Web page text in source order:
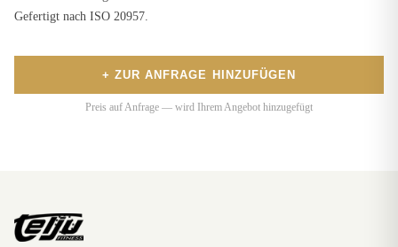
Gefertigt nach ISO 20957.
+ ZUR ANFRAGE HINZUFÜGEN
Preis auf Anfrage — wird Ihrem Angebot hinzugefügt